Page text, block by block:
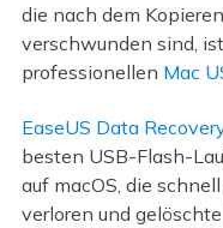
die nach dem
verschwunden sind,
professionellen Mac
EaseUS Data
besten USB-Flash-
auf macOS, die
verloren und